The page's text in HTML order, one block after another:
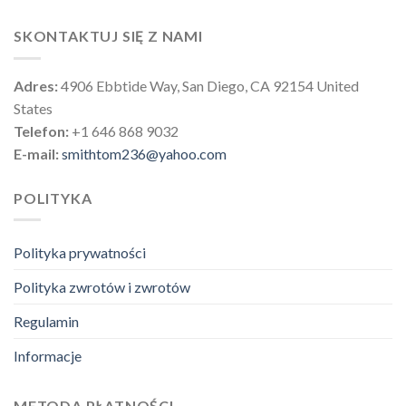
SKONTAKTUJ SIĘ Z NAMI
Adres:4906 Ebbtide Way, San Diego, CA 92154 United
States
Telefon: +1 646 868 9032
E-mail:smithtom236@yahoo.com
POLITYKA
Polityka prywatności
Polityka zwrotów i zwrotów
Regulamin
Informacje